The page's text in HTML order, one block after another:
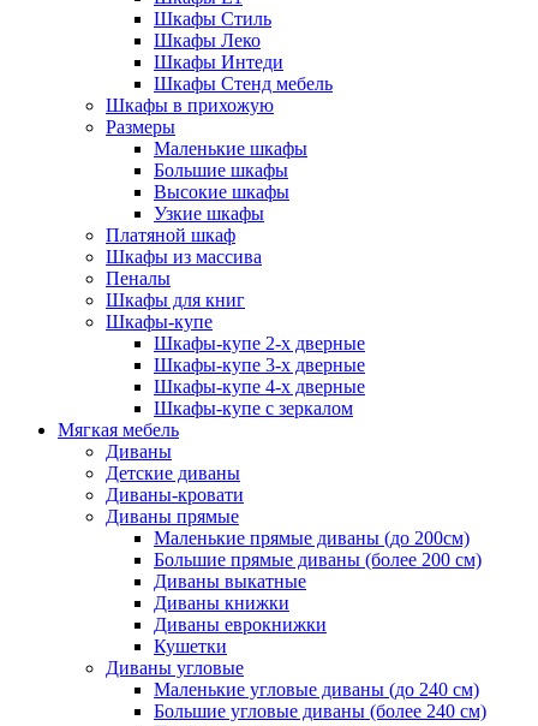
Шкафы Стиль
Шкафы Леко
Шкафы Интеди
Шкафы Стенд мебель
Шкафы в прихожую
Размеры
Маленькие шкафы
Большие шкафы
Высокие шкафы
Узкие шкафы
Платяной шкаф
Шкафы из массива
Пеналы
Шкафы для книг
Шкафы-купе
Шкафы-купе 2-х дверные
Шкафы-купе 3-х дверные
Шкафы-купе 4-х дверные
Шкафы-купе с зеркалом
Мягкая мебель
Диваны
Детские диваны
Диваны-кровати
Диваны прямые
Маленькие прямые диваны (до 200см)
Большие прямые диваны (более 200 см)
Диваны выкатные
Диваны книжки
Диваны еврокнижки
Кушетки
Диваны угловые
Маленькие угловые диваны (до 240 см)
Большие угловые диваны (более 240 см)